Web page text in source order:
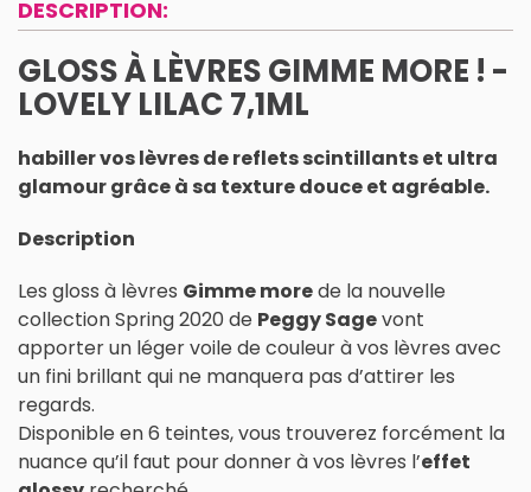
DESCRIPTION:
GLOSS À LÈVRES GIMME MORE ! -
LOVELY LILAC 7,1ML
habiller vos lèvres de reflets scintillants et ultra
glamour grâce à sa texture douce et agréable.
Description
Les gloss à lèvres Gimme morede la nouvelle
collection Spring 2020 de Peggy Sagevont
apporter un léger voile de couleur à vos lèvres avec
un fini brillant qui ne manquera pas d’attirer les
regards.
Disponible en 6 teintes, vous trouverez forcément la
nuance qu’il faut pour donner à vos lèvres l’effet